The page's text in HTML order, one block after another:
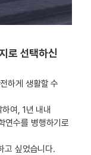
로 선택하신
하게 생활할 수
여, 1년 내내
연수를 병행하기로
고 싶었습니다.